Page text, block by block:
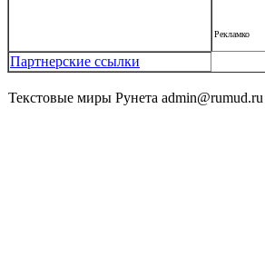
Рекламко
Партнерские ссылки
Текстовые миры Рунета admin@rumud.ru